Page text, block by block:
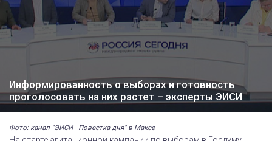
Информированность о выборах и готовность
проголосовать на них растет – эксперты ЭИСИ
Фото: канал "ЭИСИ - Повестка дня" в Максе